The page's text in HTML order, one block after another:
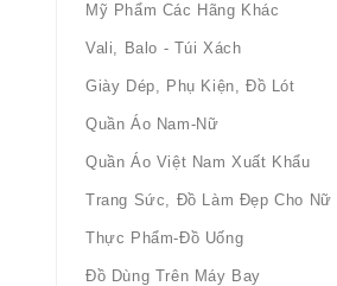
Mỹ Phẩm Các Hãng Khác
Vali, Balo - Túi Xách
Giày Dép, Phụ Kiện, Đồ Lót
Quần Áo Nam-Nữ
Quần Áo Việt Nam Xuất Khẩu
Trang Sức, Đồ Làm Đẹp Cho Nữ
Thực Phẩm-Đồ Uống
Đồ Dùng Trên Máy Bay